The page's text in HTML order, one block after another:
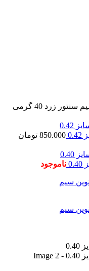
سیم سنتور زرد 40 گرمی
850.000 تومان
ناموجود